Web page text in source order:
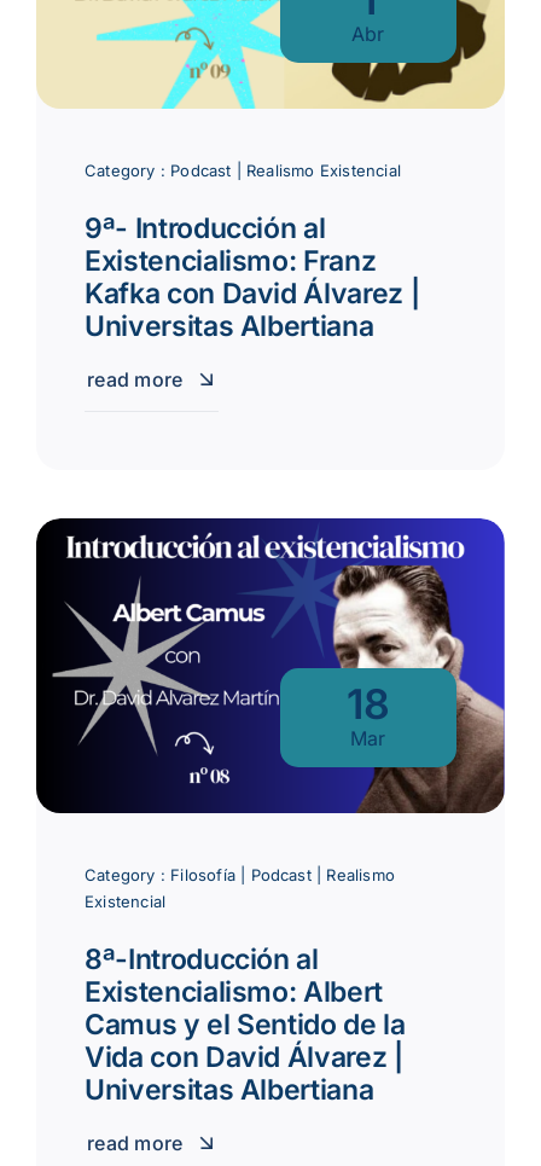
Abr
Category : Podcast Realismo Existencial
9ª- Introducción al
Existencialismo: Franz
Kafka con David Álvarez |
Universitas Albertiana
read more
18
Mar
Category : Filosofía| Podcast| Realismo
Existencial
8ª-Introducción al
Existencialismo: Albert
Camus y el Sentido de la
Vida con David Álvarez |
Universitas Albertiana
read more